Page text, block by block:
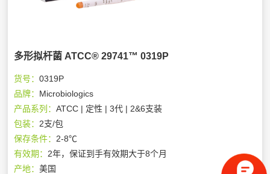
多形拟杆菌 ATCC® 29741™ 0319P
货号：0319P
品牌： Microbiologics
产品系列：ATCC | 定性 | 3代 | 2&6支装
包装： 2支/包
保存条件： 2-8℃
有效期： 2年，保证到手有效期大于8个月
产地：美国